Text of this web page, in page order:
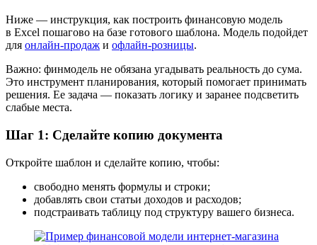
Ниже — инструкция, как построить финансовую модель
в Excel пошагово на базе готового шаблона. Модель подойдет
для онлайн-продаж и офлайн-розницы.
Важно: финмодель не обязана угадывать реальность до сума.
Это инструмент планирования, который помогает принимать
решения. Ее задача — показать логику и заранее подсветить
слабые места.
Шаг 1: Сделайте копию документа
Откройте шаблон и сделайте копию, чтобы:
свободно менять формулы и строки;
добавлять свои статьи доходов и расходов;
подстраивать таблицу под структуру вашего бизнеса.